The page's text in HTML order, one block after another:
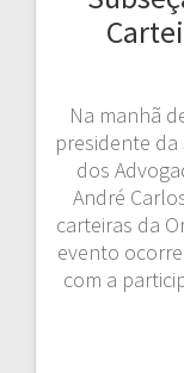
Na manhã
presidente da
dos
André
carteiras da
evento
com a